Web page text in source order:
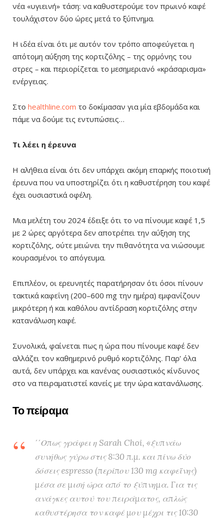
νέα «υγιεινή» τάση: να καθυστερούμε τον πρωινό καφέ
τουλάχιστον δύο ώρες μετά το ξύπνημα.
Η ιδέα είναι ότι με αυτόν τον τρόπο αποφεύγεται η
απότομη αύξηση της κορτιζόλης – της ορμόνης του
στρες – και περιορίζεται το μεσημεριανό «κράσαρισμα»
ενέργειας.
Στο healthline.com το δοκίμασαν για μία εβδομάδα και
πάμε να δούμε τις εντυπώσεις…
Τι λέει η έρευνα
Η αλήθεια είναι ότι δεν υπάρχει ακόμη επαρκής ποιοτική
έρευνα που να υποστηρίζει ότι η καθυστέρηση του καφέ
έχει ουσιαστικά οφέλη.
Μια μελέτη του 2024 έδειξε ότι το να πίνουμε καφέ 1,5
με 2 ώρες αργότερα δεν αποτρέπει την αύξηση της
κορτιζόλης, ούτε μειώνει την πιθανότητα να νιώσουμε
κουρασμένοι το απόγευμα.
Επιπλέον, οι ερευνητές παρατήρησαν ότι όσοι πίνουν
τακτικά καφεΐνη (200–600 mg την ημέρα) εμφανίζουν
μικρότερη ή και καθόλου αντίδραση κορτιζόλης στην
κατανάλωση καφέ.
Συνολικά, φαίνεται πως η ώρα που πίνουμε καφέ δεν
αλλάζει τον καθημερινό ρυθμό κορτιζόλης. Παρ’ όλα
αυτά, δεν υπάρχει και κανένας ουσιαστικός κίνδυνος
στο να πειραματιστεί κανείς με την ώρα κατανάλωσης.
Το πείραμα
΄΄Οπως γράφει η Sarah Choi, «ξυπνάω
συνήθως γύρω στις 8:30 π.μ. και πίνω δύο
δόσεις espresso (περίπου 130 mg καφεΐνης)
μέσα σε μισή ώρα από το ξύπνημα. Για τις
ανάγκες αυτού του πειράματος, απλώς
καθυστέρησα τον καφέ μου μέχρι τις 10:30